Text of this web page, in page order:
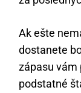
Ak ešte
dostanete
zápasu vám
podstatné